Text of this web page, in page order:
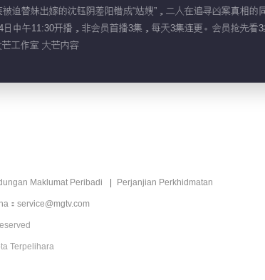
迫替妹出嫁的沈钰阴差阳错成“姑嫂”，二人在追寻凶案真相的
中午11:30开播，非会员首播3集，每天3集连更。会员抢先看
工作室 大芒内容
Maklumat Peribadi Perjanjian Perkhidmatan
：service@mgtv.com
Terpelihara